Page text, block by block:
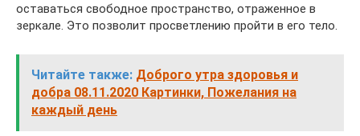
оставаться свободное пространство, отраженное в
зеркале. Это позволит просветлению пройти в его тело.
Читайте также: Доброго утра здоровья и
добра 08.11.2020 Картинки, Пожелания на
каждый день